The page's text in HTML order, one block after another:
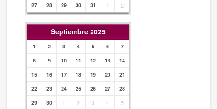
27
28 29 30 31 1 2
Septiembre 2025
1 2 3 4 5 6
7
8
9 10 11 12 13
14
15
16 17 18 19 20
21
22
23 24 25 26 27
28
29
30 1 2 3 4 5